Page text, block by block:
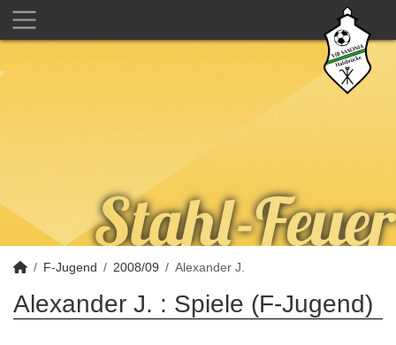
F-Jugend 2008/09 Alexander J.
Alexander J. : Spiele (F-Jugend)